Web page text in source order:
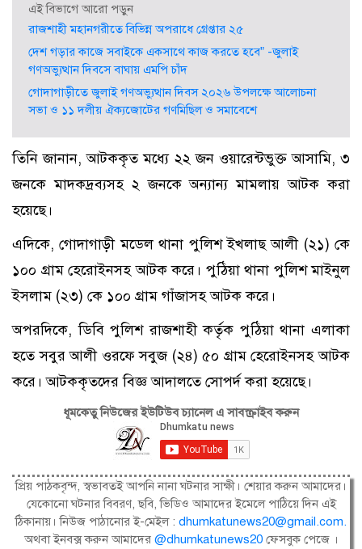
এই বিভাগে আরো পড়ুন
রাজশাহী মহানগরীতে বিভিন্ন অপরাধে গ্রেপ্তার ২৫
দেশ গড়ার কাজে সবাইকে একসাথে কাজ করতে হবে” -জুলাই
গণঅভ্যুত্থান দিবসে বাঘায় এমপি চাঁদ
গোদাগাড়ীতে জুলাই গণঅভ্যুত্থান দিবস ২০২৬ উপলক্ষে আলোচনা
সভা ও ১১ দলীয় ঐক্যজোটের গণমিছিল ও সমাবেশে
তিনি জানান, আটককৃত মধ্যে ২২ জন ওয়ারেন্টভুক্ত আসামি, ৩
জনকে মাদকদ্রব্যসহ ২ জনকে অন্যান্য মামলায় আটক করা
হয়েছে।
এদিকে, গোদাগাড়ী মডেল থানা পুলিশ ইখলাছ আলী (২১) কে
১০০ গ্রাম হেরোইনসহ আটক করে। পুঠিয়া থানা পুলিশ মাইনুল
ইসলাম (২৩) কে ১০০ গ্রাম গাঁজাসহ আটক করে।
অপরদিকে, ডিবি পুলিশ রাজশাহী কর্তৃক পুঠিয়া থানা এলাকা
হতে সবুর আলী ওরফে সবুজ (২৪) ৫০ গ্রাম হেরোইনসহ আটক
করে। আটককৃতদের বিজ্ঞ আদালতে সোপর্দ করা হয়েছে।
ধূমকেতু নিউজের ইউটিউব চ্যানেল এ সাবস্ক্রাইব করুন
প্রিয় পাঠকবৃন্দ, স্বভাবতই আপনি নানা ঘটনার সাক্ষী। শেয়ার করুন আমাদের।
যেকোনো ঘটনার বিবরণ, ছবি, ভিডিও আমাদের ইমেলে পাঠিয়ে দিন এই
ঠিকানায়। নিউজ পাঠানোর ই-মেইল : dhumkatunews20@gmail.com.
অথবা ইনবক্স করুন আমাদের@dhumkatunews20 ফেসবুক পেজে ।